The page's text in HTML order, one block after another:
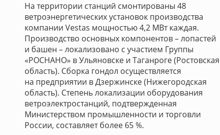
На территории станций смонтированы 48
ветроэнергетических установок производства
компании Vestas мощностью 4,2 МВт каждая.
Производство основных компонентов – лопастей
и башен – локализовано с участием Группы
«РОСНАНО» в Ульяновске и Таганроге (Ростовская
область). Сборка гондол осуществляется
на предприятии в Дзержинске (Нижегородская
область). Степень локализации оборудования
ветроэлектростанций, подтвержденная
Министерством промышленности и торговли
России, составляет более 65 %.